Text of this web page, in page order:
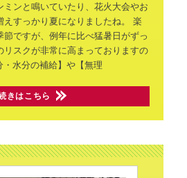
ミンと鳴いていたり、花火大会やお
すっかり夏になりましたね。
楽
節ですが、例年に比べ猛暑日がずっ
リスクが非常に高まっておりますの
水分の補給】や【無理
きはこちら